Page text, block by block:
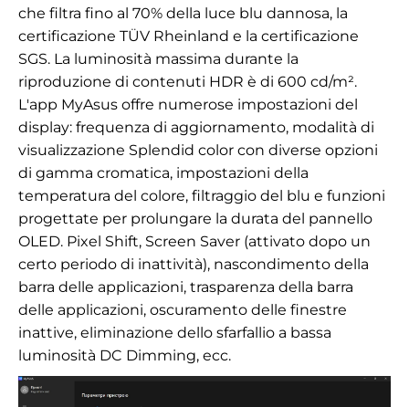
che filtra fino al 70% della luce blu dannosa, la
certificazione TÜV Rheinland e la certificazione
SGS. La luminosità massima durante la
riproduzione di contenuti HDR è di 600 cd/m².
L'app MyAsus offre numerose impostazioni del
display: frequenza di aggiornamento, modalità di
visualizzazione Splendid color con diverse opzioni
di gamma cromatica, impostazioni della
temperatura del colore, filtraggio del blu e funzioni
progettate per prolungare la durata del pannello
OLED. Pixel Shift, Screen Saver (attivato dopo un
certo periodo di inattività), nascondimento della
barra delle applicazioni, trasparenza della barra
delle applicazioni, oscuramento delle finestre
inattive, eliminazione dello sfarfallio a bassa
luminosità DC Dimming, ecc.